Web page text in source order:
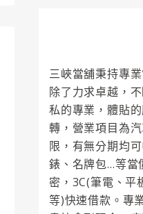
三峽當舖秉持專
除了力求卓越，
私的專業，體貼
轉，營業項目為
限，有無分期均
錶、名牌包…等當
密，3C(筆電、平
等)快速借款。專